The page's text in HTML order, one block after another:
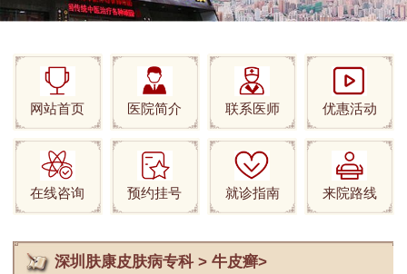
网站首页 医院简介 联系医师 优惠活动
在线咨询 预约挂号 就诊指南 来院路线
深圳肤康皮肤病专科>牛皮癣>